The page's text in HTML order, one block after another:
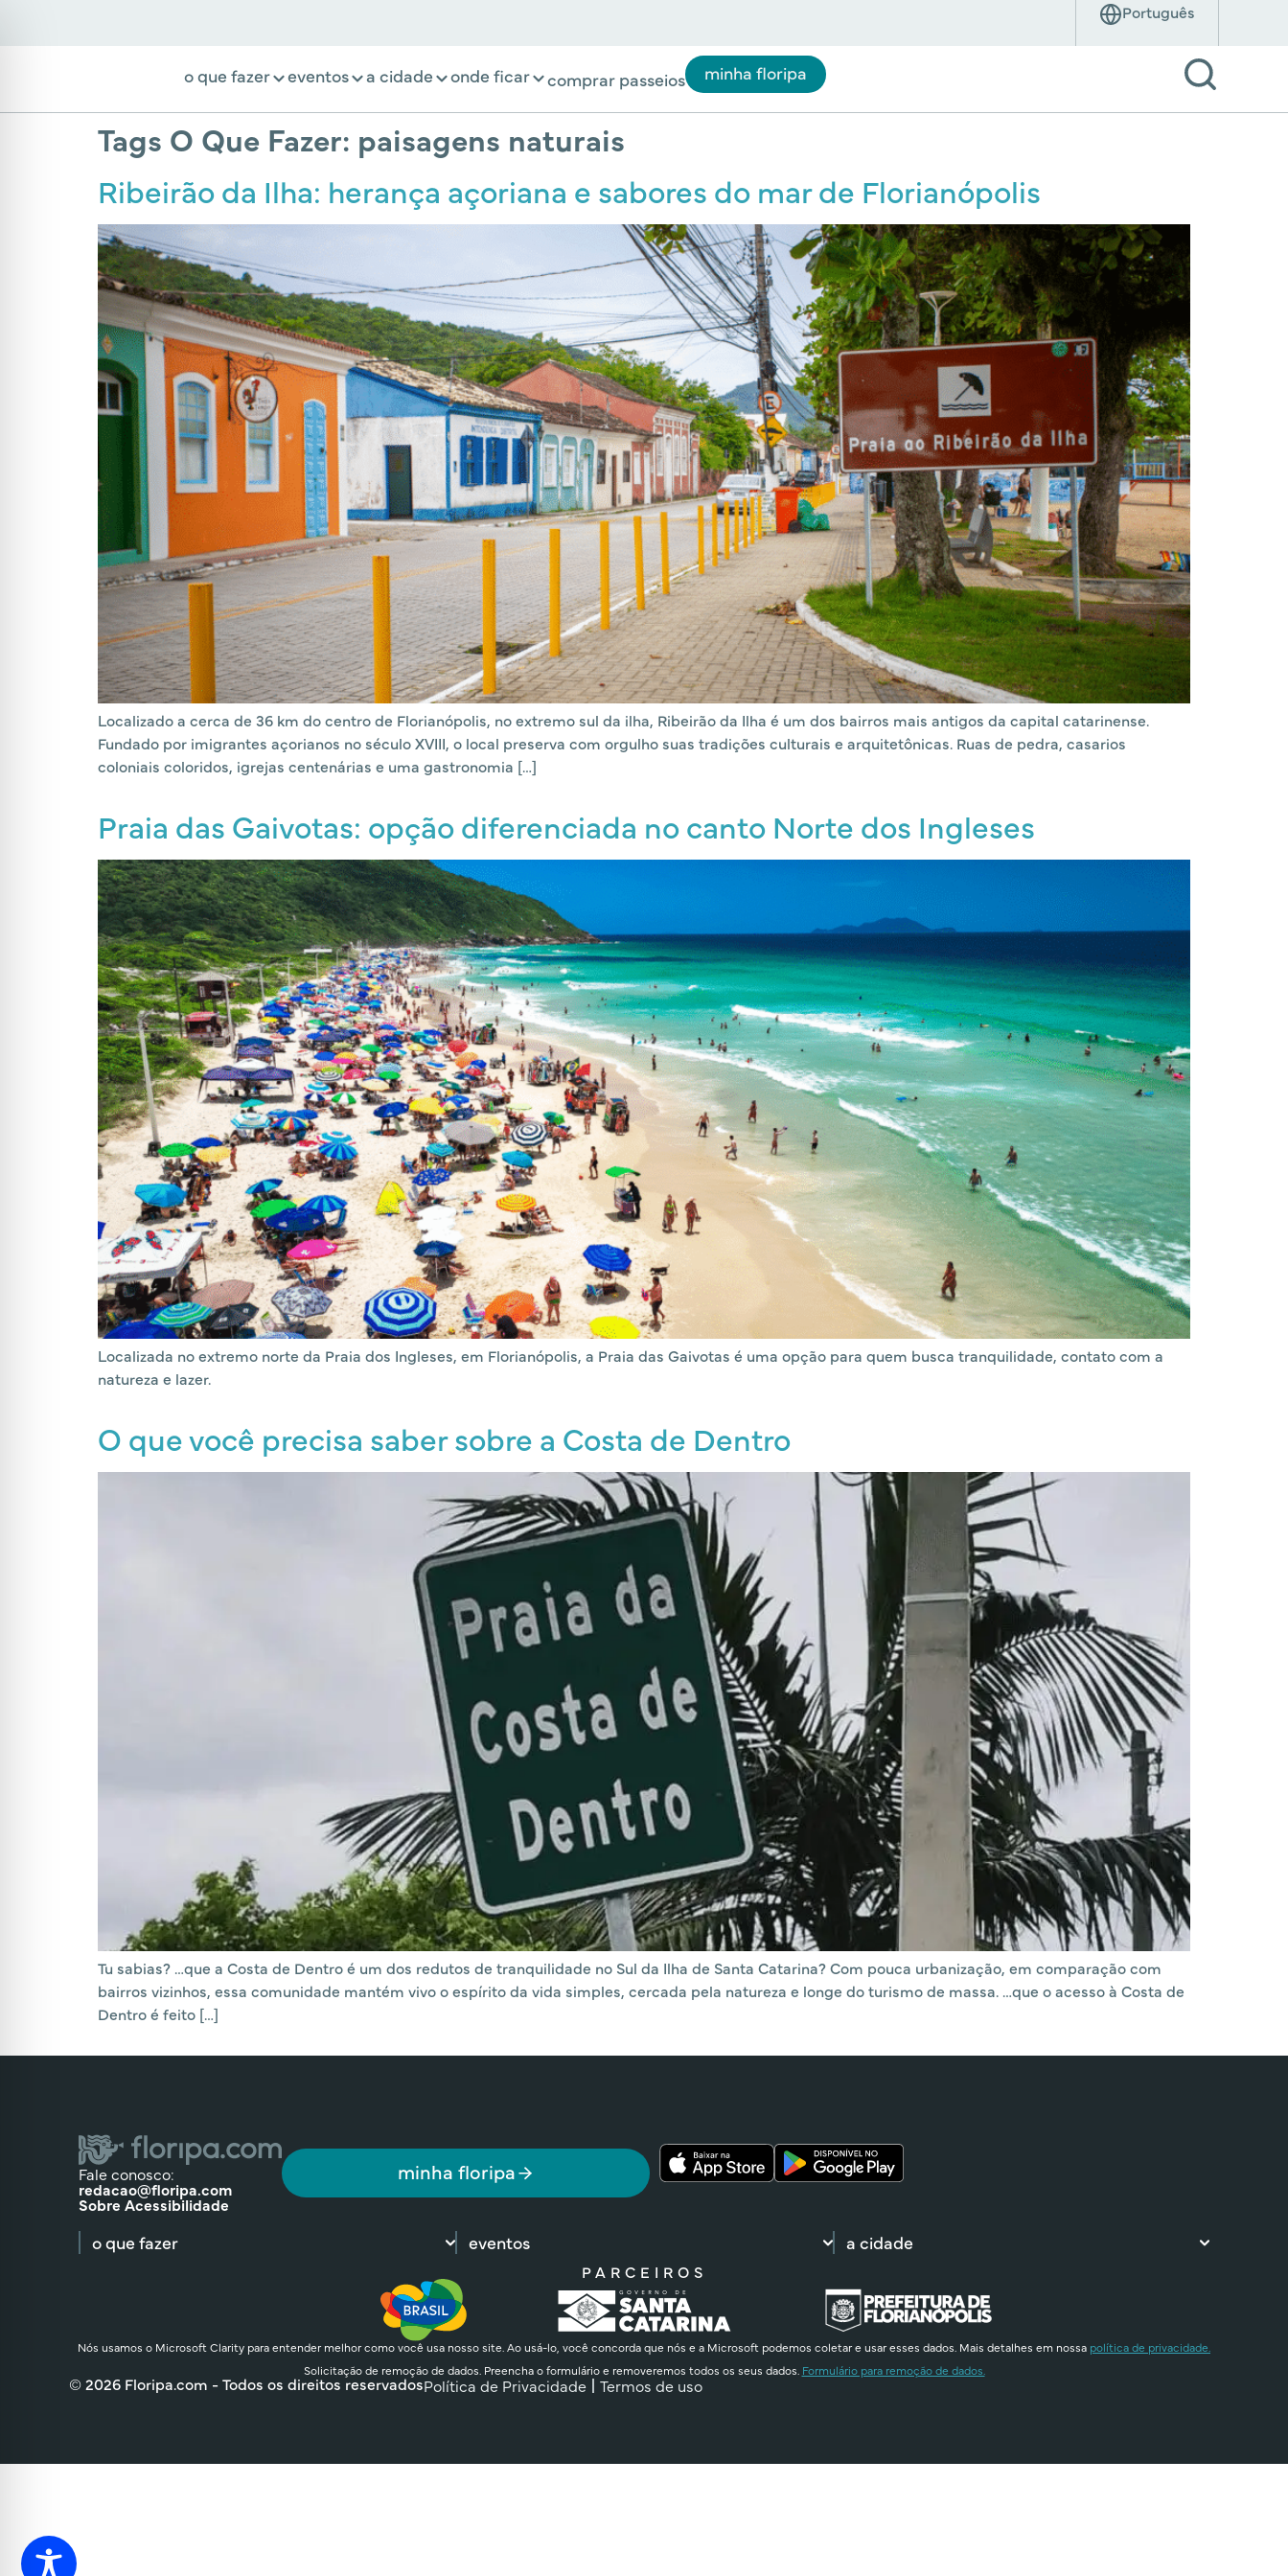
o que fazer eventos a cidade onde ficar comprar passeios minha floripa
Tags O Que Fazer: paisagens naturais
Ribeirão da Ilha: herança açoriana e sabores do mar de Florianópolis
Localizado a cerca de 36 km do centro de Florianópolis, no extremo sul da ilha, Ribeirão da Ilha é um dos bairros mais antigos da capital catarinense.
Fundado por imigrantes açorianos no século XVIII, o local preserva com orgulho suas tradições culturais e arquitetônicas. Ruas de pedra, casarios
coloniais coloridos, igrejas centenárias e uma gastronomia […]
Praia das Gaivotas: opção diferenciada no canto Norte dos Ingleses
Localizada no extremo norte da Praia dos Ingleses, em Florianópolis, a Praia das Gaivotas é uma opção para quem busca tranquilidade, contato com a
natureza e lazer.
O que você precisa saber sobre a Costa de Dentro
Tu sabias? …que a Costa de Dentro é um dos redutos de tranquilidade no Sul da Ilha de Santa Catarina? Com pouca urbanização, em comparação com
bairros vizinhos, essa comunidade mantém vivo o espírito da vida simples, cercada pela natureza e longe do turismo de massa. …que o acesso à Costa de
Dentro é feito […]
Fale conosco:
redacao@floripa.com
Sobre Acessibilidade
minha floripa
o que fazer eventos a cidade
PARCEIROS
Nós usamos o Microsoft Clarity para entender melhor como você usa nosso site. Ao usá-lo, você concorda que nós e a Microsoft podemos coletar e usar esses dados. Mais detalhes em nossa política de privacidade.
Solicitação de remoção de dados. Preencha o formulário e removeremos todos os seus dados. Formulário para remoção de dados.
© 2026 Floripa.com - Todos os direitos reservadosPolítica de Privacidade Termos de uso